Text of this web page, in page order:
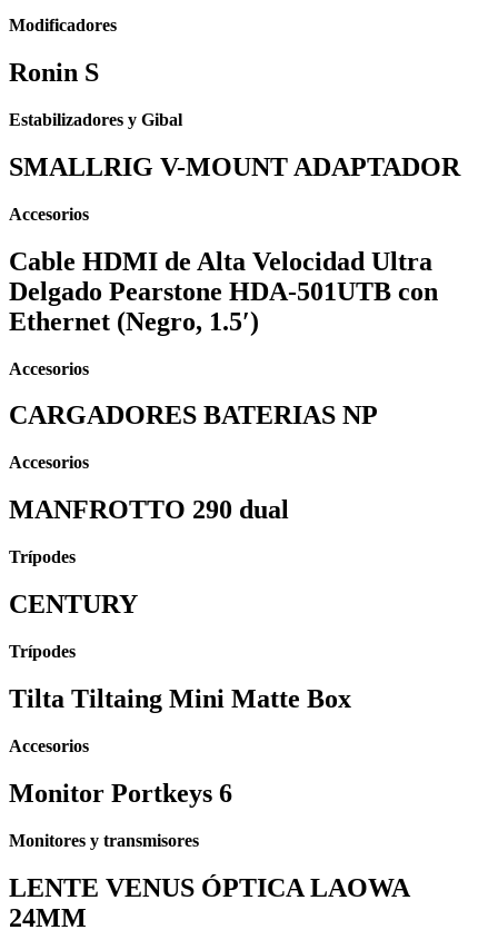
Modificadores
Ronin S
Estabilizadores y Gibal
SMALLRIG V-MOUNT ADAPTADOR
Accesorios
Cable HDMI de Alta Velocidad Ultra
Delgado Pearstone HDA-501UTB con
Ethernet (Negro, 1.5′)
Accesorios
CARGADORES BATERIAS NP
Accesorios
MANFROTTO 290 dual
Trípodes
CENTURY
Trípodes
Tilta Tiltaing Mini Matte Box
Accesorios
Monitor Portkeys 6
Monitores y transmisores
LENTE VENUS ÓPTICA LAOWA
24MM